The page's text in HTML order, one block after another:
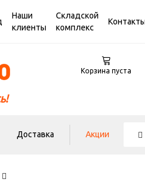
Наши
клиенты
Складской
комплекс
Корзина пуста
Доставка Акции